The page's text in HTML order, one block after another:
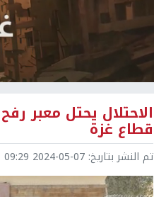
الاحتلال يحتل معبر
قطاع غزة
تم النشر بتاريخ: 2024-05-07 09:29